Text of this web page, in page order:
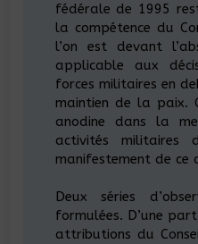
fédérale de 1995
la compétence du
l’on est devant
applicable aux
forces militaires en
maintien de la paix.
anodine dans la
activités militaires
manifestement de ce
Deux séries
formulées. D’une
attributions du